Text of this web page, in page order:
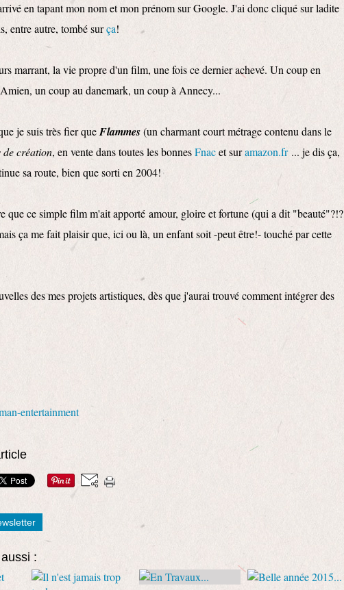
en tapant mon nom et mon prénom sur Google. J'ai donc cliqué sur ladite
entre autre, tombé surça!
marrant, la vie propre d'un film, une fois ce dernier achevé. Un coup en
un coup au danemark, un coup à Annecy...
je suis très fier queFlammes(un charmant court métrage contenu dans le
de création, en vente dans toutes les bonnesFnacet suramazon.fr... je dis ça,
sa route, bien que sorti en 2004!
que ce simple film m'ait apporté amour, gloire et fortune (qui a dit "beauté"?!?
ça me fait plaisir que, ici ou là, un enfant soit -peut être!- touché par cette
des mes projets artistiques, dès que j'aurai trouvé comment intégrer des
entertainment
: